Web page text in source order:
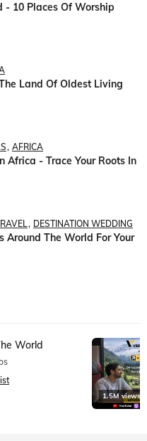
10 Places Of Worship
Land Of Oldest Living
AFRICA
Africa - Trace Your Roots In
DESTINATION WEDDING
The World For Your
World
1.5M views